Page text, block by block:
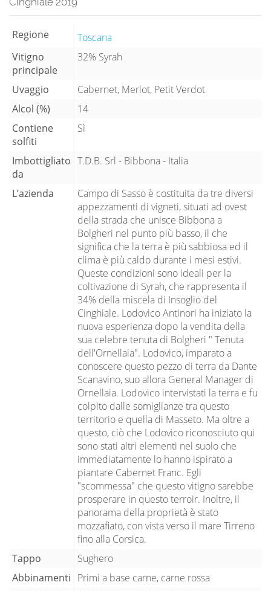
Regione
Toscana
Vitigno
principale
32% Syrah
Uvaggio
Cabernet, Merlot, Petit Verdot
Alcol (%)
14
Contiene
solfiti
Sì
Imbottigliato
da
T.D.B. Srl - Bibbona - Italia
L’azienda
Campo di Sasso è costituita da tre diversi
appezzamenti di vigneti, situati ad ovest
della strada che unisce Bibbona a
Bolgheri nel punto più basso, il che
significa che la terra è più sabbiosa ed il
clima è più caldo durante i mesi estivi.
Queste condizioni sono ideali per la
coltivazione di Syrah, che rappresenta il
34% della miscela di Insoglio del
Cinghiale. Lodovico Antinori ha iniziato la
nuova esperienza dopo la vendita della
sua celebre tenuta di Bolgheri " Tenuta
dell'Ornellaia". Lodovico, imparato a
conoscere questo pezzo di terra da Dante
Scanavino, suo allora General Manager di
Ornellaia. Lodovico intervistati la terra e fu
colpito dalle somiglianze tra questo
territorio e quella di Masseto. Ma oltre a
questo, ciò che Lodovico riconosciuto qui
sono stati altri elementi nel suolo che
immediatamente lo hanno ispirato a
piantare Cabernet Franc. Egli
"scommessa" che questo vitigno sarebbe
prosperare in questo terroir. Inoltre, il
panorama della proprietà è stato
mozzafiato, con vista verso il mare Tirreno
fino alla Corsica.
Tappo
Sughero
Abbinamenti Primi a base carne, carne rossa